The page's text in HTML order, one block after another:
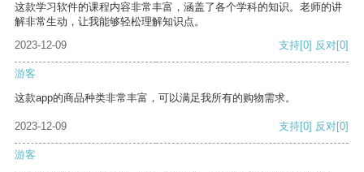
这款学习软件的课程内容非常丰富，涵盖了各个学科的知识。老师的讲
解非常生动，让我能够轻松理解知识点。
2023-12-09
支持[0] 反对[0]
游客
这款app的商品种类非常丰富，可以满足我所有的购物需求。
2023-12-09 支持[0] 反对[0]
游客